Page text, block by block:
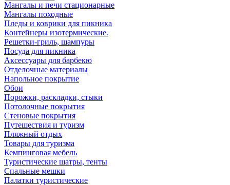
Мангалы и печи стационарные
Мангалы походные
Пледы и коврики для пикника
Контейнеры изотермические.
Решетки-гриль, шампуры
Посуда для пикника
Аксессуары для барбекю
Отделочные материалы
Напольное покрытие
Обои
Порожки, раскладки, стыки
Потолочные покрытия
Стеновые покрытия
Путешествия и туризм
Пляжный отдых
Товары для туризма
Кемпинговая мебель
Туристические шатры, тенты
Спальные мешки
Палатки туристические